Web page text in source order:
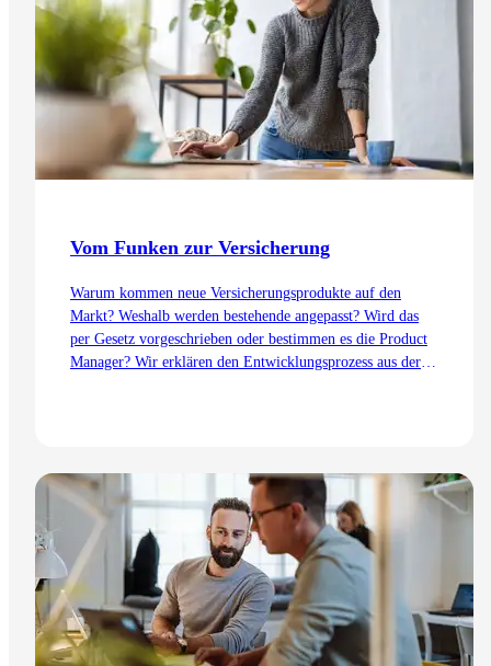
Vom Funken zur Versicherung
Warum kommen neue Versicherungsprodukte auf den
Markt? Weshalb werden bestehende angepasst? Wird das
per Gesetz vorgeschrieben oder bestimmen es die Product
Manager? Wir erklären den Entwicklungsprozess aus der
Zum Artikel